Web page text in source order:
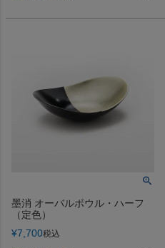
墨消 オーバルボウル・ハーフ
（定色）
¥7,700税込